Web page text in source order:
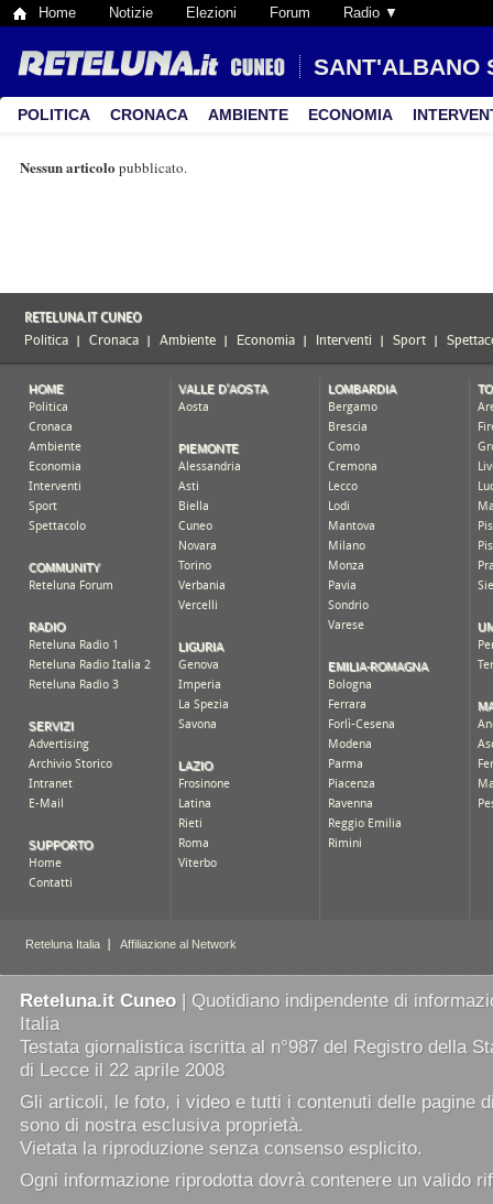
Home Notizie Elezioni Forum Radio ▼
SANT'ALBANO
POLITICA CRONACA AMBIENTE ECONOMIA
Nessun articolo pubblicato.
Reteluna.it Cuneo | Quotidiano indipendente di
Italia
Testata giornalistica iscritta al n°987 del Registro della
di Lecce il 22 aprile 2008
Gli articoli, le foto, i video e tutti i contenuti delle pagine
sono di nostra esclusiva proprietà.
Vietata la riproduzione senza consenso esplicito.
Ogni informazione riprodotta dovrà contenere un valido